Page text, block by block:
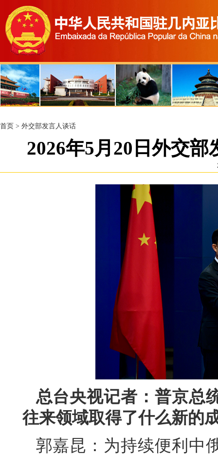
首页 > 外交部发言人谈话
2026年5月20日外交
总台央视记者：普京总
往来领域取得了什么新的
郭嘉昆：为持续便利中